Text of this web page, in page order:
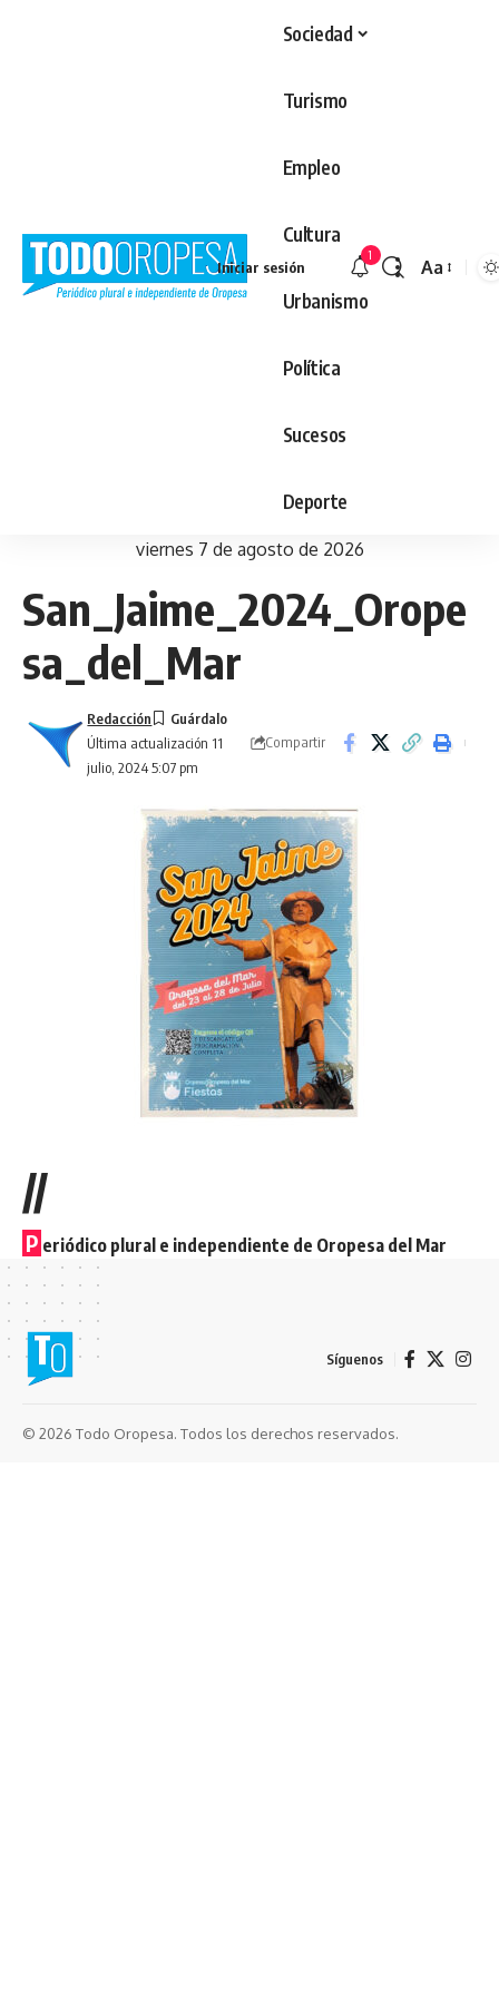
Sociedad
Turismo
Empleo
Cultura
Urbanismo
Política
Sucesos
Deporte
Iniciar sesión
1
Aa
viernes 7 de agosto de 2026
San_Jaime_2024_Orope
sa_del_Mar
Última actualización 11
julio, 2024 5:07 pm
Redacción
Compartir
//
P eriódico plural e independiente de Oropesa del Mar
Síguenos
© 2026 Todo Oropesa. Todos los derechos reservados.